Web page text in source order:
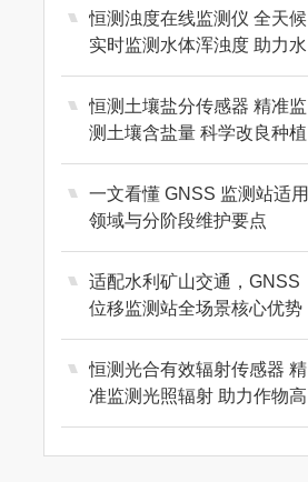
恒测浊度在线监测仪 全天候
实时监测水体浑浊度 助力水
质稳定达标管控
恒测土壤盐分传感器 精准监
测土壤含盐量 科学改良种植
土质
一文看懂 GNSS 监测站适用
领域与分阶段维护要点
适配水利矿山交通，GNSS
位移监测站全场景核心优势
恒测光合有效辐射传感器 精
准监测光照辐射 助力作物高
效增产